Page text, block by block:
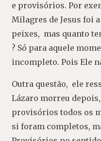
e provisórios. Por
Milagres de Jesus foi
peixes, mas quanto
? Só para aquele
incompleto. Pois Ele
Outra questão, ele
Lázaro morreu
provisórios todos os
si foram completos,